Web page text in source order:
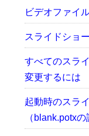
ビデオファイ
スライドショ
すべてのスラ
変更するには
起動時のスラ
（blank.potxの